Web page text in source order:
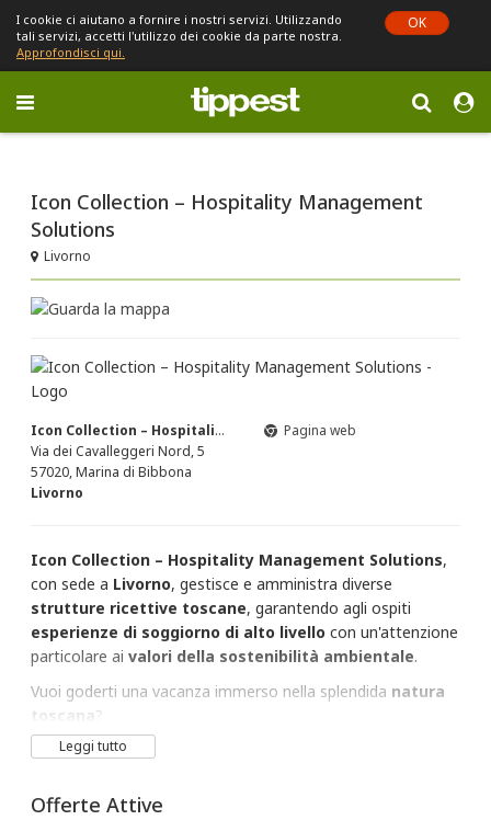
I cookie ci aiutano a fornire i nostri servizi. Utilizzando
tali servizi, accetti l'utilizzo dei cookie da parte nostra.
Approfondisci qui.
OK
Toggle
navigation
Icon Collection – Hospitality Management
Solutions
Livorno
Icon Collection – Hospitality Management Solutions
Via dei Cavalleggeri Nord, 5
57020, Marina di Bibbona
Livorno
Pagina web
Icon Collection – Hospitality Management Solutions,
con sede a Livorno, gestisce e amministra diverse
strutture ricettive toscane, garantendo agli ospiti
esperienze di soggiorno di alto livellocon un'attenzione
particolare aivalori della sostenibilità ambientale.
Vuoi goderti una vacanza immerso nella splendida natura
toscana ?
Approfitta deglisconti
Collection.
Ledestinazioni di
Leggi tutto
Offerte Attive